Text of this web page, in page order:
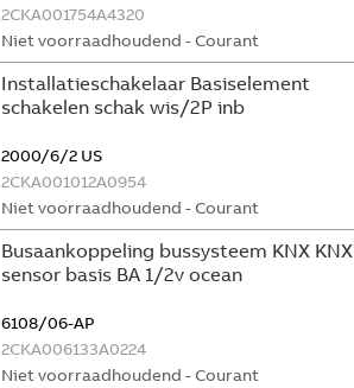
2CKA001754A4320
Niet voorraadhoudend - Courant
Installatieschakelaar Basiselement
schakelen schak wis/2P inb
2000/6/2 US
2CKA001012A0954
Niet voorraadhoudend - Courant
Busaankoppeling bussysteem KNX KNX
sensor basis BA 1/2v ocean
6108/06-AP
2CKA006133A0224
Niet voorraadhoudend - Courant